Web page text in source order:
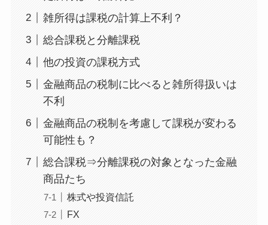
雑所得は課税の計算上不利？
総合課税と分離課税
他の投資の課税方式
金融商品の税制に比べると雑所得扱いは
不利
金融商品の税制を考慮して課税が変わる
可能性も？
総合課税⇒分離課税の対象となった金融
商品たち
株式や投資信託
FX